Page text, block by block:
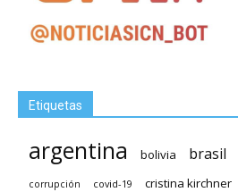
Etiquetas
argentina bolivia brasil
corrupción covid-19 cristina kirchner